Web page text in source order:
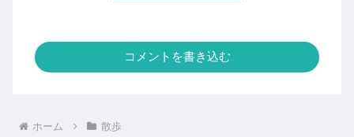
コメントを書き込む
ホーム 散歩